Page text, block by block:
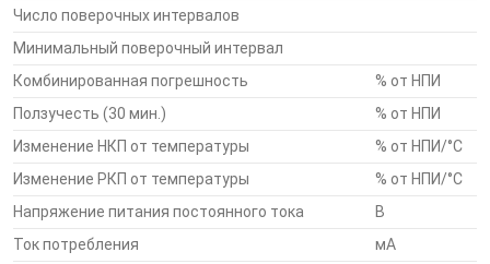
В электронной схеме датчика используется
процессор ATMEL® серии Automotive и АЦП Analog
Devices, обладающие повышенной устойчивостью к
Тензодатчики легко встраиваются при монтаже
весоизмерительной системы
Число поверочных интервалов
Минимальный поверочный интервал
Комбинированная погрешность
% от НПИ
Ползучесть (30 мин.)
% от НПИ
Изменение НКП от температуры
% от НПИ/°С
Изменение РКП от температуры
% от НПИ/°С
Напряжение питания постоянного тока
В
Ток потребления
мА